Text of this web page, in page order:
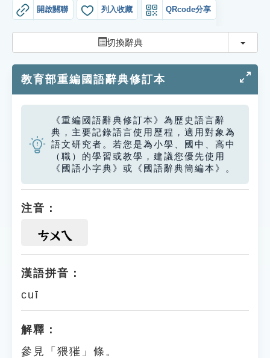
教學應用
貓頭鷹博士
開啟關聯 列入收藏 QRcode分享
切換辭典 切換
教育部重編國語辭典修訂本
《重編國語辭典修訂本》為歷史語言辭
典，主要記錄語言使用歷程，適用對象為
語文研究者。若您是為小學、國中、高中
（職）的學習或教學，建議您優先使用
《國語小字典》或《國語辭典簡編本》。
注音：
ㄘㄨㄟ
漢語拼音：
cuī
解釋：
參見「猥獕」條。